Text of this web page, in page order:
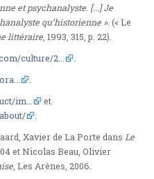
et psychanalyste. [...] Je
qu’historienne ». (« Le
littéraire, 1993, 315, p. 22).
culture/2... .
.
im...
et
.
Xavier de La Porte dansLe
et Nicolas Beau, Olivier
, Les Arènes, 2006.